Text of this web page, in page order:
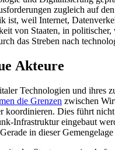
zugleich auf
weil Internet,
von Staaten, in
das Streben nach
Akteure
Technologien und ihres
die Grenzen zwischen
koordinieren. Dies führt
Infrastruktur eingebaut
in dieser